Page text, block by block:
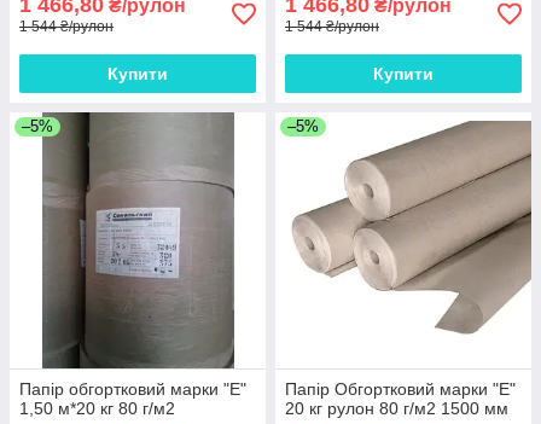
1 466,80 ₴/рулон
1 544 ₴/рулон
Купити
1 466,80 ₴/рулон
1 544 ₴/рулон
Купити
–5%
Папір обгортковий марки "Е"
1,50 м*20 кг 80 г/м2
–5%
Папір Обгортковий марки "Е"
20 кг рулон 80 г/м2 1500 мм